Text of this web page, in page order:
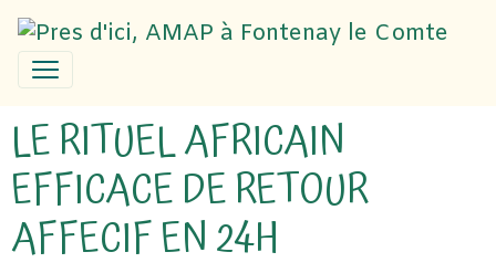
LE RITUEL AFRICAIN
EFFICACE DE RETOUR
AFFECIF EN 24H